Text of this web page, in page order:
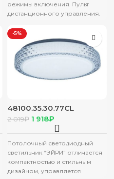
режимы включения. Пульт
дистанционного управления.
элементы стекло и пластик.
Цвет корпуса:
-5%
48100.35.30.77CL
ЛЮСТРА
2 019₽ 1 918₽
Потолочный светодиодный
светильник “ЭЙРИ” отличается
компактностью и стильным
дизайном, управляется